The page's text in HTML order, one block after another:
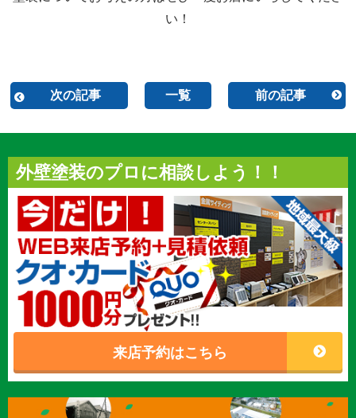
い！
次の記事 一覧 前の記事
外壁塗装のプロに相談しよう！！
来店予約はこちら